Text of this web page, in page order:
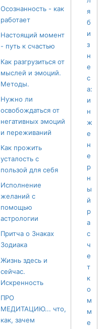
Осознанность - как
работает
Настоящий момент
- путь к счастью
Как разгрузиться от
мыслей и эмоций.
Методы.
Нужно ли
освобождаться от
негативных эмоций
и переживаний
Как прожить
усталость с
пользой для себя
Исполнение
желаний с
помощью
астрологии
Притча о Знаках
Зодиака
Жизнь здесь и
сейчас.
Искренность
ПРО
МЕДИТАЦИЮ... что,
как, зачем
я
б
и
з
н
е
с
а:
и
н
ж
е
н
е
р
н
ы
й
р
а
с
ч
е
т
к
о
м
м
е